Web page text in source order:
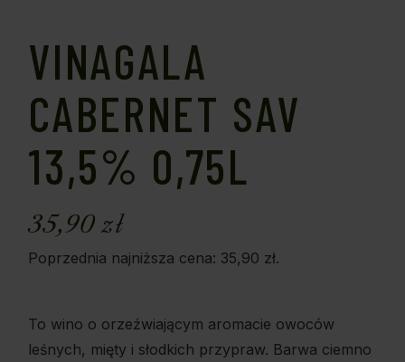
VINAGALA
CABERNET SAV
13,5% 0,75L
35,90zł
Poprzednia najniższa cena: 35,90 zł.
To wino o orzeźwiającym aromacie owoców
leśnych, mięty i słodkich przypraw. Barwa ciemno